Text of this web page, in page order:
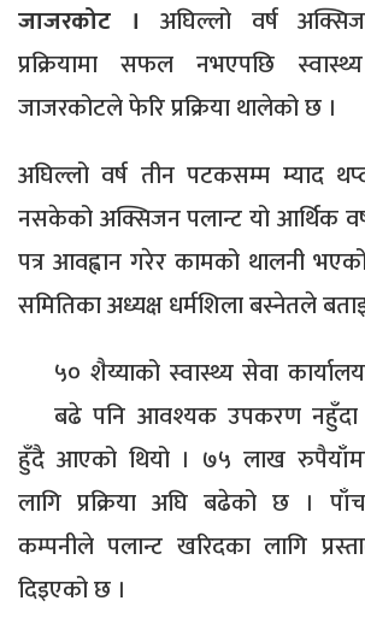
जाजरकोट । अघिल्लो वर्ष
प्रक्रियामा सफल नभएपछि
जाजरकोटले फेरि प्रक्रिया थालेको छ ।
अघिल्लो वर्ष तीन पटकसम्म म्याद
नसकेको अक्सिजन पलान्ट यो आर्थिक
पत्र आवह्वान गरेर कामको थालनी
समितिका अध्यक्ष धर्मशिला बस्नेतले
५० शैय्याको स्वास्थ्य सेवा
बढे पनि आवश्यक उपकरण नहुँदा
हुँदै आएको थियो । ७५ लाख
लागि प्रक्रिया अघि बढेको छ ।
कम्पनीले पलान्ट खरिदका लागि
दिइएको छ ।